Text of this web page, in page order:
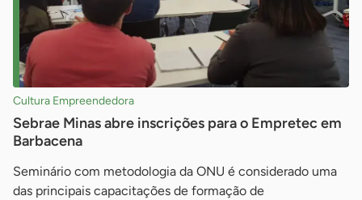
Cultura Empreendedora
Sebrae Minas abre inscrições para o Empretec em
Barbacena
Seminário com metodologia da ONU é considerado uma
das principais capacitações de formação de